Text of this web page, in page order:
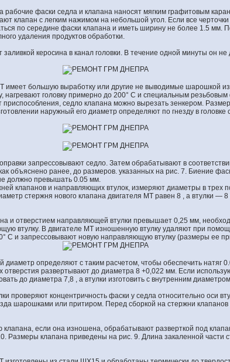
рабочие фаски седла и клапана наносят мягким графитовым
клапан с легким нажимом на небольшой угол. Если все
по середине фаски клапана и иметь ширину не более 1.5 мм.
удаления продуктов обработки.
керосина в канал головки. В течение одной минуты он
имеет большую выработку или другие не выводимые шарошкой
нагревают головку примерно до 200° С и специальным
приспособления, седло клапана можно вырезать зенкером.
наружный его диаметр определяют по гнезду в головке
запрессовывают седло. Затем обрабатывают в
объяснено ранее, до размеров. указанных на рис. 7. Биение
должно превышать 0.05 мм.
клапанов и направляющих втулок, измеряют диаметры в трех
стержня нового клапана двигателя МТ равен 8 , а втулки —
и отверстием направляющей втулки превышает 0,25 мм,
втулку. В двигателе МТ изношенную втулку удаляют при
С и запрессовывают новую направляющую втулку (размеры ее
диаметр определяют с таким расчетом, чтобы обеспечить натяг
отверстия развертывают до диаметра 8 +0,022 мм. Если
до диаметра 7,8 , а втулки изготовить с внутренним
проверяют концентричность фаски у седла относительно оси
шарошками или притиром. Перед сборкой на стержни клапанов
если она изношена, обрабатывают разверткой под
Размеры клапана приведены на рис. 9. Длина закаленной